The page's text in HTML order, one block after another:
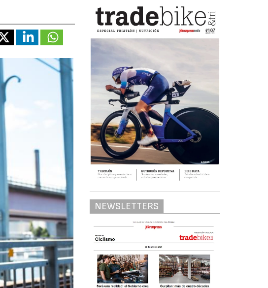
NEWSLETTERS